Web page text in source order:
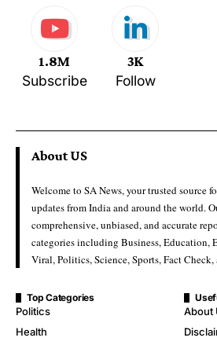
1.8M
Subscribe
3K
Follow
About US
Welcome to SA News, your trusted source
updates from India and around the world.
comprehensive, unbiased, and accurate
categories including Business, Education,
Viral, Politics, Science, Sports, Fact Check,
Top Categories
Politics
Health
About